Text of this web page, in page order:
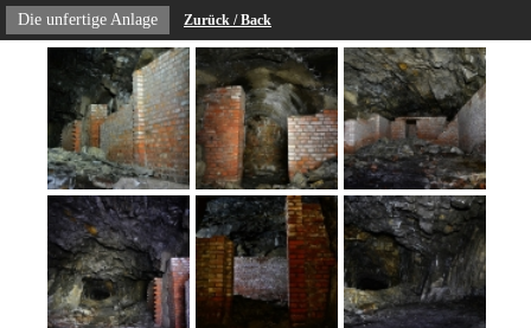
Die unfertige Anlage Zurück / Back